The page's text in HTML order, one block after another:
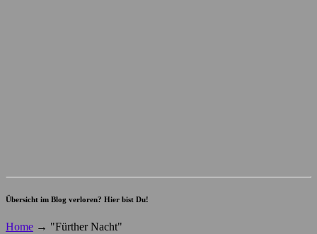
Übersicht im Blog verloren? Hier bist Du!
Home → "Fürther Nacht"